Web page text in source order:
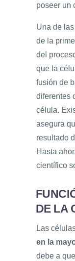
poseer un
Una de
de la
del
que la
fusión de
diferentes
célula.
asegura
resultado
Hasta
científico
DE LA
Las
en la
debe a